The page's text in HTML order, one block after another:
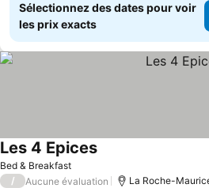
Sélectionnez des dates pour voir
les prix exacts
Bed & Breakfast
Les 4 Epices
/ Aucune évaluation La Roche-